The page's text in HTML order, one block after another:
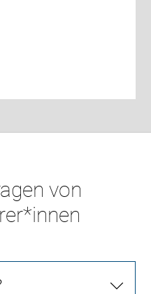
von